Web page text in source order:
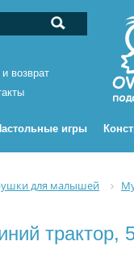
возврат
игры
для малышей
трактор,